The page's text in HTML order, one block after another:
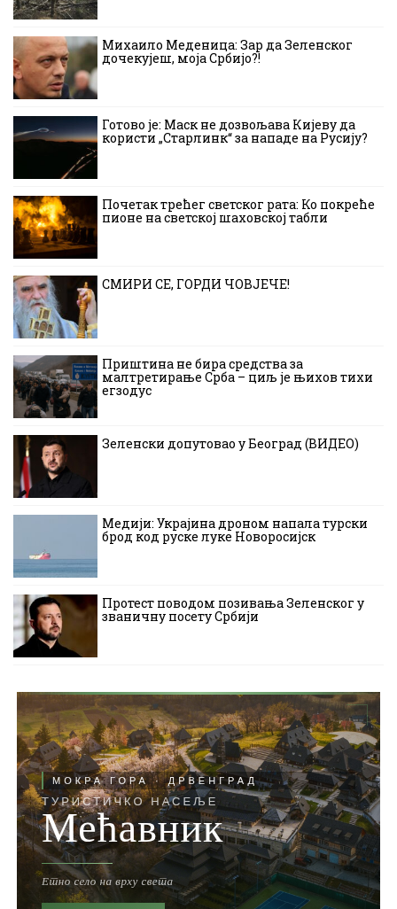
Михаило Меденица: Зар да Зеленског
дочекујеш, моја Србијо?!
Готово је: Маск не дозвољава Кијеву да
користи „Старлинк“ за нападе на Русију?
Почетак трећег светског рата: Ко покреће
пионе на светској шаховској табли
СМИРИ СЕ, ГОРДИ ЧОВЈЕЧЕ!
Приштина не бира средства за
малтретирање Срба – циљ је њихов тихи
егзодус
Зеленски допутовао у Београд (ВИДЕО)
Медији: Украјина дроном напала турски
брод код руске луке Новоросијск
Протест поводом позивања Зеленског у
званичну посету Србији